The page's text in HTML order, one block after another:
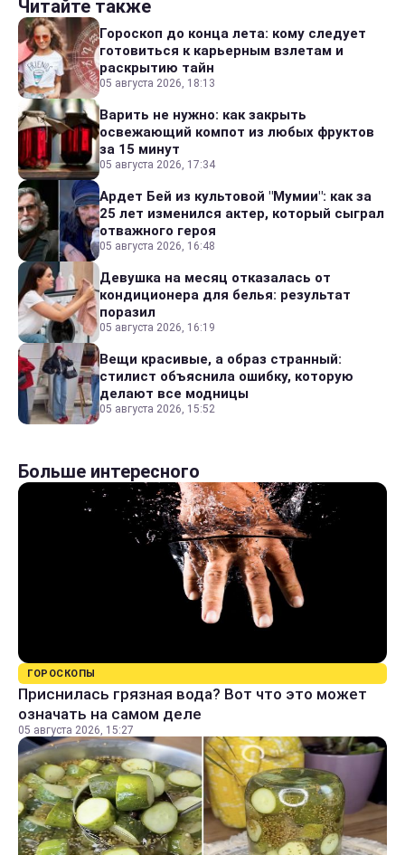
Читайте также
Гороскоп до конца лета: кому следует
готовиться к карьерным взлетам и
раскрытию тайн
05 августа 2026, 18:13
Варить не нужно: как закрыть
освежающий компот из любых фруктов
за 15 минут
05 августа 2026, 17:34
Ардет Бей из культовой "Мумии": как за
25 лет изменился актер, который сыграл
отважного героя
05 августа 2026, 16:48
Девушка на месяц отказалась от
кондиционера для белья: результат
поразил
05 августа 2026, 16:19
Вещи красивые, а образ странный:
стилист объяснила ошибку, которую
делают все модницы
05 августа 2026, 15:52
Больше интересного
ГОРОСКОПЫ
Приснилась грязная вода? Вот что это может
означать на самом деле
05 августа 2026, 15:27